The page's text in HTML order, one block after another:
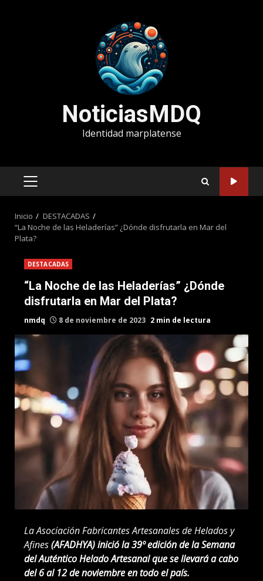
NoticiasMDQ
Identidad marplatense
MENÚ
Inicio
DESTACADAS
“La Noche de las Heladerías” ¿Dónde disfrutarla en Mar del
Plata?
DESTACADAS
“La Noche de las Heladerías” ¿Dónde
disfrutarla en Mar del Plata?
nmdq 8 de noviembre de 2023 2 min de lectura
La Asociación Fabricantes Artesanales de Helados y
Afines(AFADHYA) inició la 39º edición de la Semana
del Auténtico Helado Artesanal que se llevará a cabo
del 6 al 12 de noviembre en todo el país.